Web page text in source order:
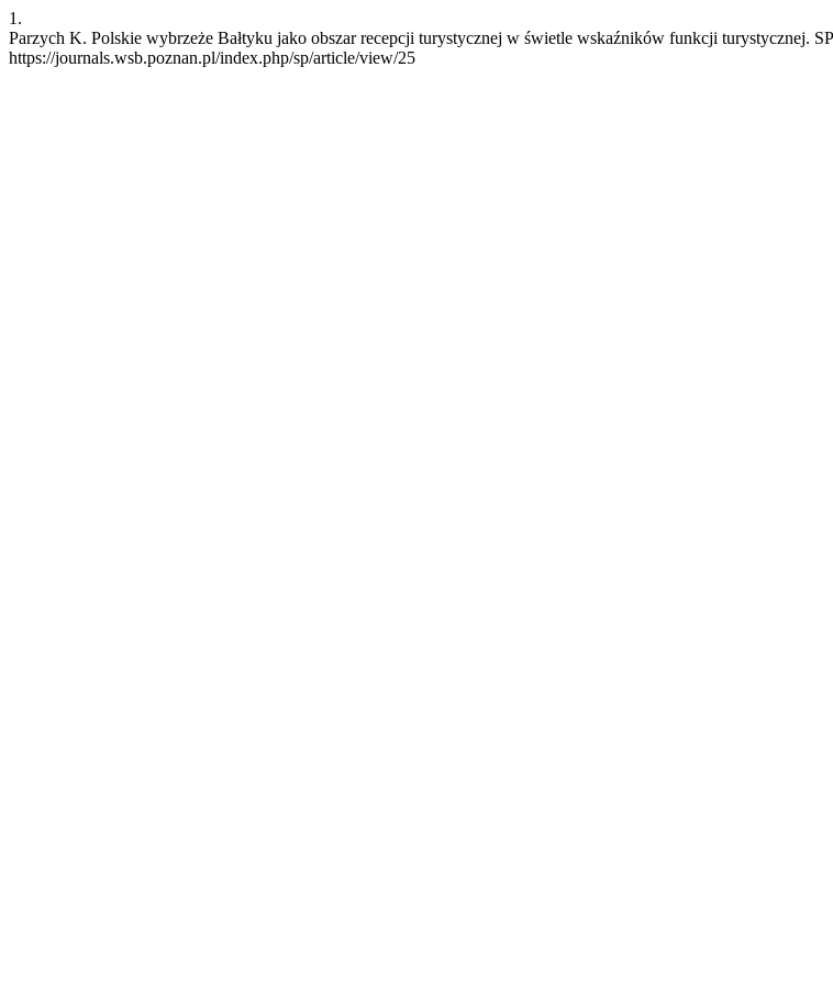
1.
Parzych K. Polskie wybrzeże Bałtyku jako obszar recepcji turystycznej w świetle wskaźników funkcji turystycznej.
https://journals.wsb.poznan.pl/index.php/sp/article/view/25